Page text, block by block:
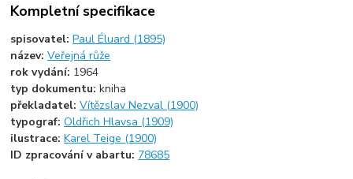
Kompletní specifikace
spisovatel:Paul Éluard (1895)
název:Veřejná růže
rok vydání: 1964
typ dokumentu:kniha
překladatel:Vítězslav Nezval (1900)
typograf:Oldřich Hlavsa (1909)
ilustrace:Karel Teige (1900)
ID zpracování v abartu: 78685